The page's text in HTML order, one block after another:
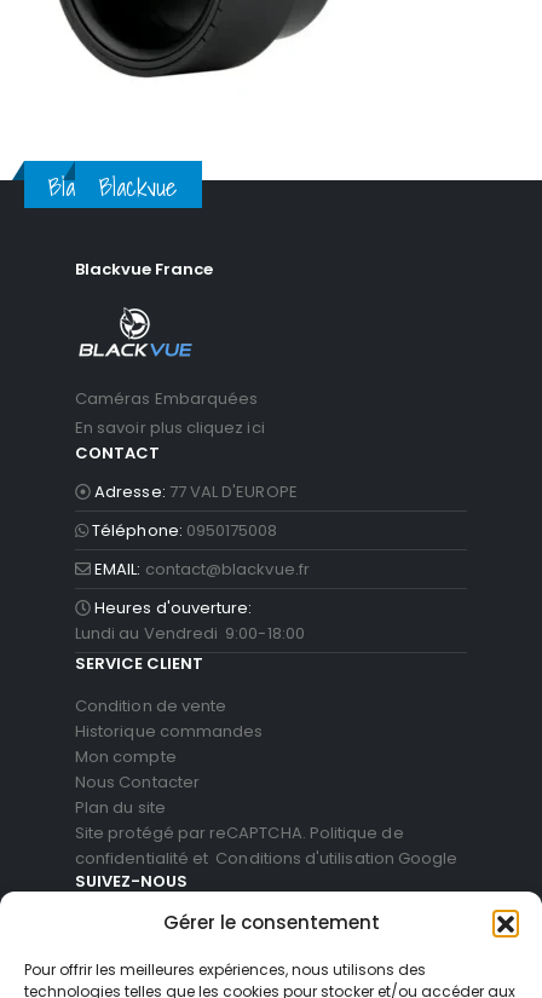
Gérer le consentement
Pour offrir les meilleures expériences, nous utilisons des
technologies telles que les cookies pour stocker et/ou accéder aux
BlackvueBlackvue
Blackvue France
Caméras Embarquées
En savoir plus cliquez ici
CONTACT
Adresse: 77 VAL D'EUROPE
Téléphone: 0950175008
EMAIL: contact@blackvue.fr
Heures d'ouverture:
Lundi au Vendredi 9:00-18:00
SERVICE CLIENT
Condition de vente
Historique commandes
Mon compte
Nous Contacter
Plan du site
Site protégé par reCAPTCHA. Politique de
confidentialité et Conditions d'utilisation Google
SUIVEZ-NOUS